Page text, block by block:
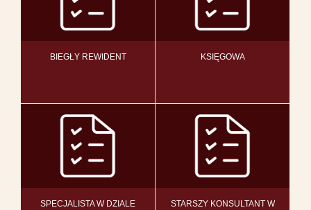
BIEGŁY REWIDENT KSIĘGOWA
SPECJALISTA W DZIALE
STARSZY KONSULTANT W